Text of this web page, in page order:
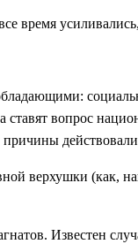
вопрос
верхушки (как,
Известен